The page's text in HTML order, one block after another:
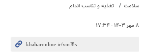
سلامت تغذیه و تناسب اندام
۸ مهر ۱۴۰۳ - ۱۷:۳۴